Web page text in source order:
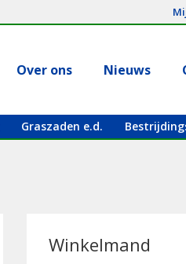
Over ons Nieuws
Graszaden e.d.
Winkelmand